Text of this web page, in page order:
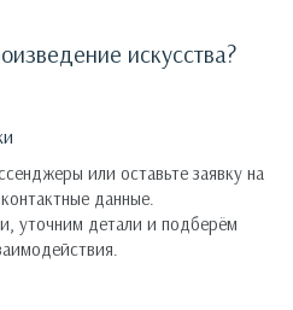
искусства?
или оставьте заявку на
данные.
уточним детали и подберём